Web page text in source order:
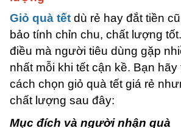
Giỏ quà tết dù rẻ hay đắt tiền
bảo tính chỉn chu, chất lượng
điều mà người tiêu dùng gặp
nhất mỗi khi tết cận kề. Bạn hãy
cách chọn giỏ quà tết giá rẻ
chất lượng sau đây:
Mục đích và người nhận quà